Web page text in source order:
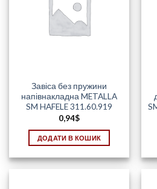
Завіса без пружини
напівнакладна METALLA
SM HAFELE 311.60.919
0,94$
ДОДАТИ В КОШИК